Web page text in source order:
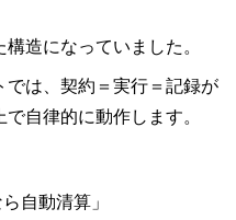
造になっていました。
では、契約＝実行＝記録が
自律的に動作します。
自動清算」